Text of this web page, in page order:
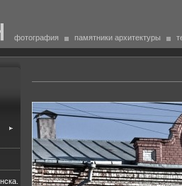
фотография памятники архитектуры